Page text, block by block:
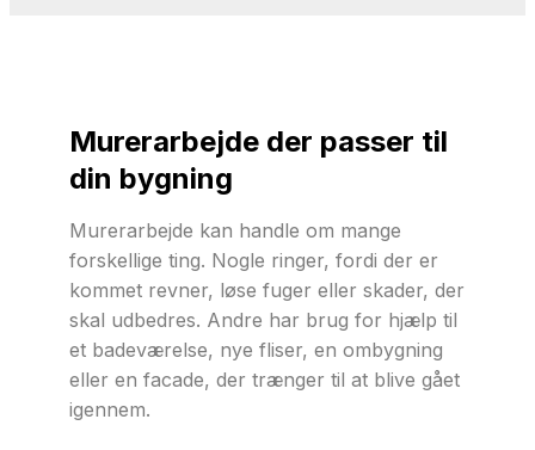
Murerarbejde der passer til
din bygning
Murerarbejde kan handle om mange
forskellige ting. Nogle ringer, fordi der er
kommet revner, løse fuger eller skader, der
skal udbedres. Andre har brug for hjælp til
et badeværelse, nye fliser, en ombygning
eller en facade, der trænger til at blive gået
igennem.